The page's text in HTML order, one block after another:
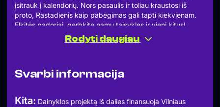
įsitrauk į kalendorių. Nors pasaulis ir toliau kraustosi iš
proto, Rastadienis kaip pabėgimas gali tapti kiekvienam.
Elkitės padoriai, gerbkite namų taisykles ir vieni kitus!
20:00 atsidaro durys
Rodyti daugiau
Svarbi informacija
Kita: Dainyklos projektą iš dalies finansuoja Vilniaus